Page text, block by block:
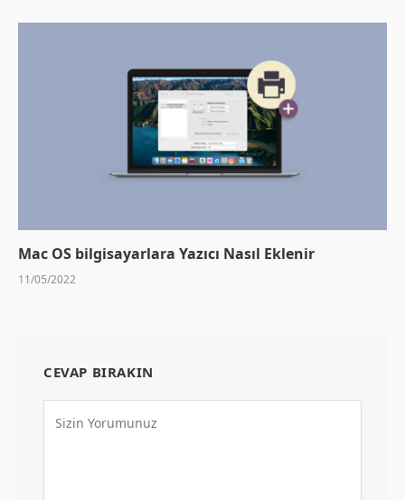
Mac OS bilgisayarlara Yazıcı Nasıl Eklenir
11/05/2022
CEVAP BIRAKIN